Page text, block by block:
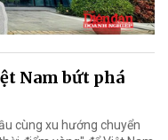
Nam bứt phá
cùng xu hướng chuyển